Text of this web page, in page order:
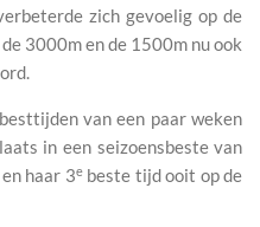
zich gevoelig op de
3000m en de 1500m nu ook
van een paar weken
in een seizoensbeste van
haar 3ebeste tijd ooit op de